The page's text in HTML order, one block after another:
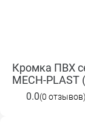
Кромка ПВХ
MECH-PLAST
0.0(0 отзывов)